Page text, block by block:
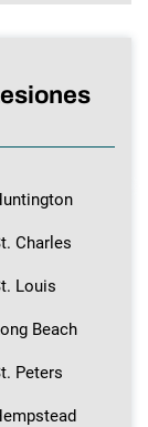
Charles
Louis
Beach
Peters